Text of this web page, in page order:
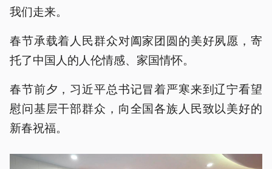
我们走来。
春节承载着人民群众对阖家团圆的美好夙愿，寄
托了中国人的人伦情感、家国情怀。
春节前夕，习近平总书记冒着严寒来到辽宁看望
慰问基层干部群众，向全国各族人民致以美好的
新春祝福。